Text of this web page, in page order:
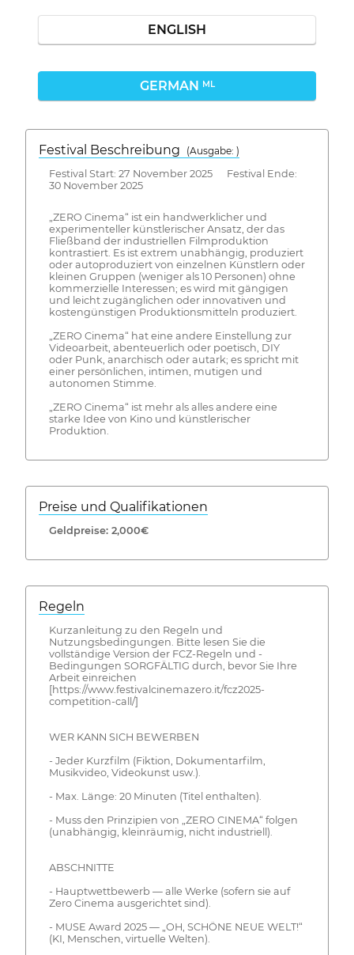
ENGLISH
GERMAN ML
Festival Beschreibung
(Ausgabe: )
Festival Start: 27 November 2025 Festival Ende:
30 November 2025
„ZERO Cinema“ ist ein handwerklicher und
experimenteller künstlerischer Ansatz, der das
Fließband der industriellen Filmproduktion
kontrastiert. Es ist extrem unabhängig, produziert
oder autoproduziert von einzelnen Künstlern oder
kleinen Gruppen (weniger als 10 Personen) ohne
kommerzielle Interessen; es wird mit gängigen
und leicht zugänglichen oder innovativen und
kostengünstigen Produktionsmitteln produziert.
„ZERO Cinema“ hat eine andere Einstellung zur
Videoarbeit, abenteuerlich oder poetisch, DIY
oder Punk, anarchisch oder autark; es spricht mit
einer persönlichen, intimen, mutigen und
autonomen Stimme.
„ZERO Cinema“ ist mehr als alles andere eine
starke Idee von Kino und künstlerischer
Produktion.
Preise und Qualifikationen
Geldpreise: 2,000€
Regeln
Kurzanleitung zu den Regeln und
Nutzungsbedingungen. Bitte lesen Sie die
vollständige Version der FCZ-Regeln und -
Bedingungen SORGFÄLTIG durch, bevor Sie Ihre
Arbeit einreichen
[https://www.festivalcinemazero.it/fcz2025-
competition-call/]
WER KANN SICH BEWERBEN
- Jeder Kurzfilm (Fiktion, Dokumentarfilm,
Musikvideo, Videokunst usw.).
- Max. Länge: 20 Minuten (Titel enthalten).
- Muss den Prinzipien von „ZERO CINEMA“ folgen
(unabhängig, kleinräumig, nicht industriell).
ABSCHNITTE
- Hauptwettbewerb — alle Werke (sofern sie auf
Zero Cinema ausgerichtet sind).
- MUSE Award 2025 — „OH, SCHÖNE NEUE WELT!“
(KI, Menschen, virtuelle Welten).